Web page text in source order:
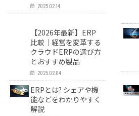
2025.02.14
【2026年最新】ERP
比較｜経営を変革する
クラウドERPの選び方
とおすすめ製品
2025.02.04
ERPとは? シェアや機
能などをわかりやすく
解説